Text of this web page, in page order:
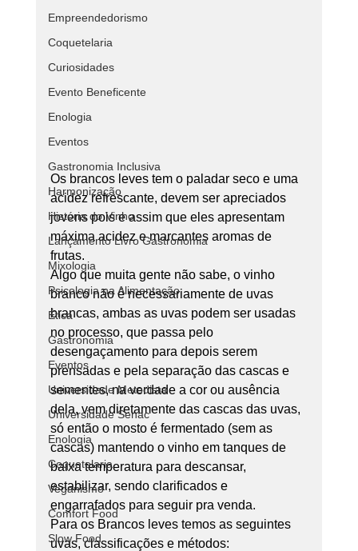
Empreendedorismo
Coquetelaria
Curiosidades
Evento Beneficente
Enologia
Eventos
Gastronomia Inclusiva
Harmonização
História do Vinho
Lançamento Livro Gastronomia
Mixologia
Psicologia na Alimentação
Ética
Gastronomia
Eventos
Universidade Metodista
Universidade Senac
Enologia
Coquetelaria
Veganismo
Comfort Food
Slow Food
Os brancos leves tem o paladar seco e uma
acidez refrescante, devem ser apreciados
jovens pois e assim que eles apresentam
máxima acidez e marcantes aromas de
frutas.
Algo que muita gente não sabe, o vinho
branco não é necessariamente de uvas
brancas, ambas as uvas podem ser usadas
no processo, que passa pelo
desengaçamento para depois serem
prensadas e pela separação das cascas e
sementes, na verdade a cor ou ausência
dela, vem diretamente das cascas das uvas,
só então o mosto é fermentado (sem as
cascas) mantendo o vinho em tanques de
baixa temperatura para descansar,
estabilizar, sendo clarificados e
engarrafados para seguir pra venda.
Para os Brancos leves temos as seguintes
uvas, classificações e métodos: